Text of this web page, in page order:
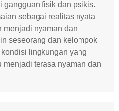
gangguan fisik dan psikis.
sebagai realitas nyata
menjadi nyaman dan
seseorang dan kelompok
lingkungan yang
menjadi terasa nyaman dan